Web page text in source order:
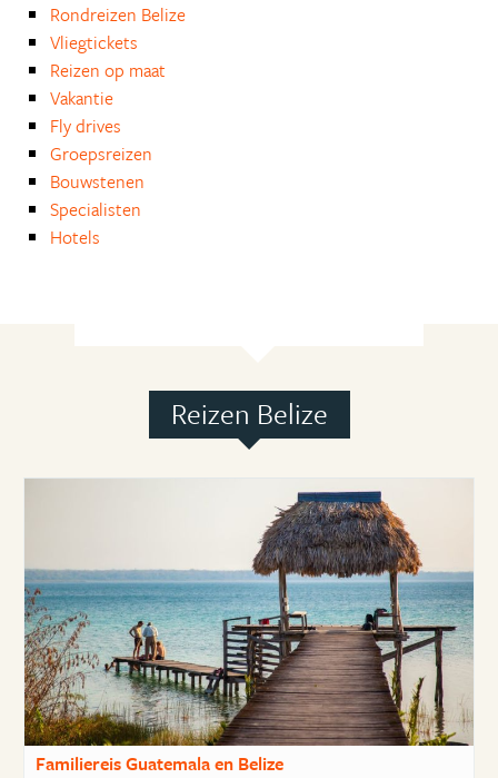
Rondreizen Belize
Vliegtickets
Reizen op maat
Vakantie
Fly drives
Groepsreizen
Bouwstenen
Specialisten
Hotels
Reizen Belize
Familiereis Guatemala en Belize